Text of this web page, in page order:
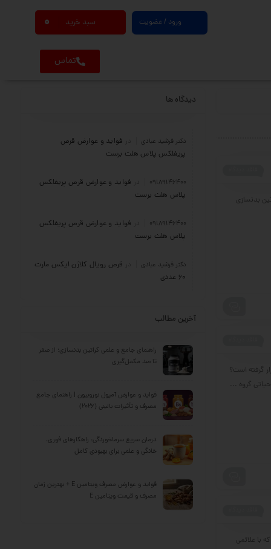
ورود / عضویت سبد خرید 0
تماس
بدنسازی
گرفته است؟
با علائمی
دیدگاه ها
دکتر فرشید عبادی
فواید و عوارض قرص
پریفلکس پلاس هلث برست
09189146400
فواید و عوارض قرص پریفلکس
پلاس هلث برست
09189146400
فواید و عوارض قرص پریفلکس
پلاس هلث برست
دکتر فرشید عبادی
قرص رویال کلاژن ایکس مارت
60 عددی
آخرین مطالب
راهنمای جامع و علمی کراتین بدنسازی؛ از صفر
تا صد مکمل‌گیری
فواید و عوارض آمپول نوروبیون | راهنمای جامع
مصرف و تأثیرات بالینی (2026)
درمان سریع سرماخوردگی: راهکارهای فوری،
خانگی و علمی برای بهبودی کامل
فواید و عوارض مصرف ویتامین E + بهترین زمان
مصرف و قیمت ویتامین E